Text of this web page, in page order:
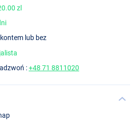
zl
lub bez
:+48 71 8811020